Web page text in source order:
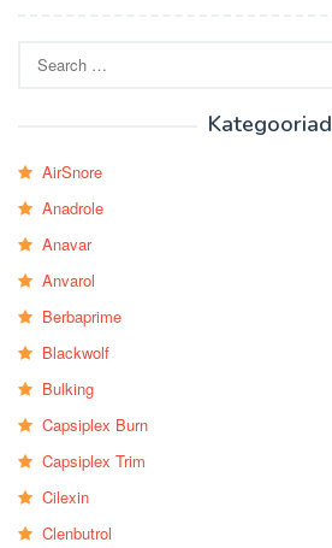
for:
Kategooriad
AirSnore
Anadrole
Anavar
Anvarol
Berbaprime
Blackwolf
Bulking
Capsiplex Burn
Capsiplex Trim
Cilexin
Clenbutrol